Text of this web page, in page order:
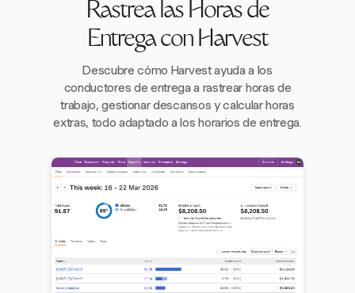
Rastrea las Horas de
Entrega con Harvest
Descubre cómo Harvest ayuda a los
conductores de entrega a rastrear horas de
trabajo, gestionar descansos y calcular horas
extras, todo adaptado a los horarios de entrega.